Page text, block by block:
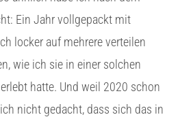
Ein Jahr vollgepackt mit
locker auf mehrere verteilen
wie ich sie in einer solchen
hatte. Und weil 2020 schon
nicht gedacht, dass sich das in